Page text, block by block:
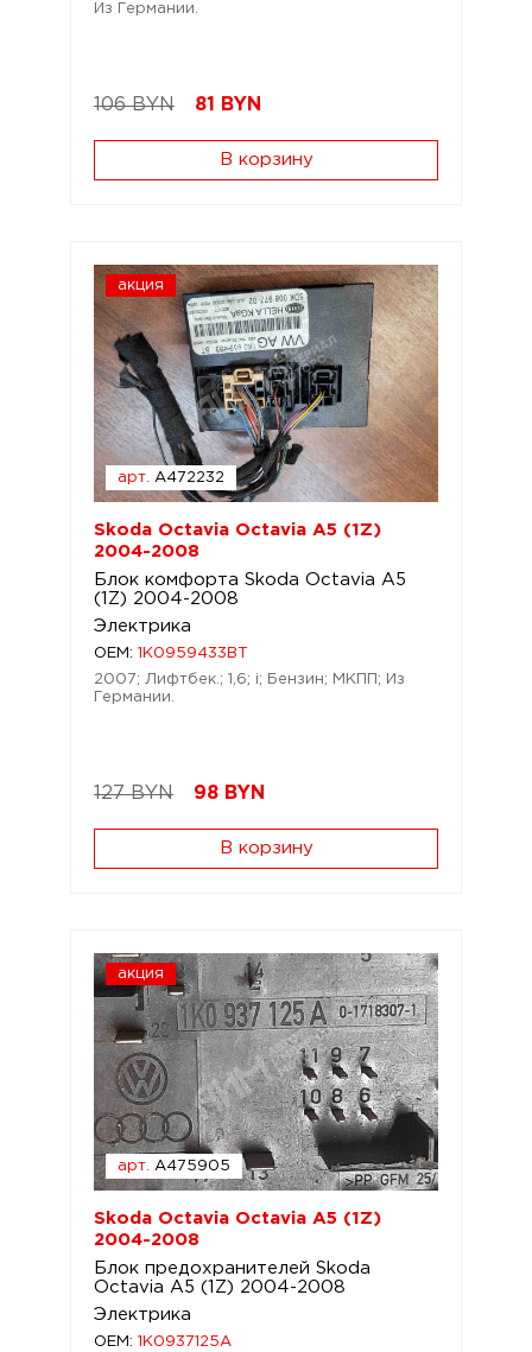
Из Германии.
106 BYN 81 BYN
В корзину
акция
арт. A472232
Skoda Octavia Octavia A5 (1Z)
2004-2008
Блок комфорта Skoda Octavia A5
(1Z) 2004-2008
Электрика
OEM: 1K0959433BT
2007; Лифтбек.; 1,6; i; Бензин; МКПП; Из
Германии.
127 BYN 98 BYN
В корзину
акция
арт. A475905
Skoda Octavia Octavia A5 (1Z)
2004-2008
Блок предохранителей Skoda
Octavia A5 (1Z) 2004-2008
Электрика
OEM: 1K0937125A